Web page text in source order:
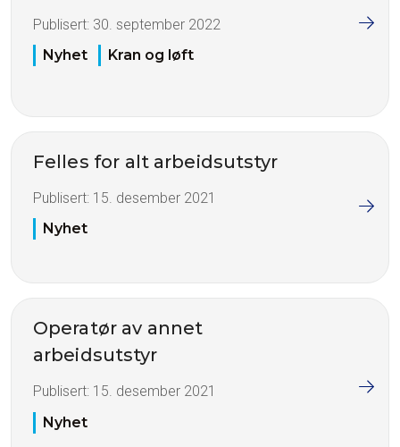
Publisert: 30. september 2022
Nyhet
Kran og løft
Felles for alt arbeidsutstyr
Publisert: 15. desember 2021
Nyhet
Operatør av annet
arbeidsutstyr
Publisert: 15. desember 2021
Nyhet